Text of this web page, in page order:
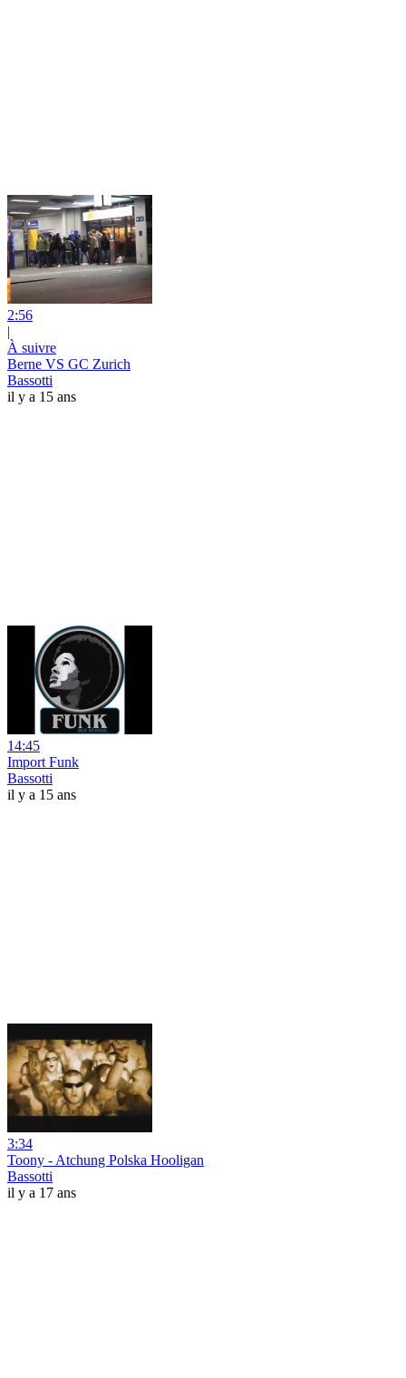
2:56
|
À suivre
Berne VS GC Zurich
Bassotti
il y a 15 ans
14:45
Import Funk
Bassotti
il y a 15 ans
3:34
Toony - Atchung Polska Hooligan
Bassotti
il y a 17 ans